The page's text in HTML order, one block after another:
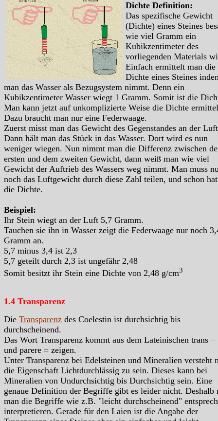
Dichte Definition:
Das spezifische Gewicht
(Dichte) eines Steines
wie viel Gramm ein
Kubikzentimeter des
vorliegenden Materials
Einfach ermittelt man die
Dichte eines Steines
man das Wasser als Bezugsystem nimmt. Denn ein
Kubikzentimeter Wasser wiegt 1 Gramm. Somit ist die
Man kann jetzt auf unkomplizierte Weise die Dichte
Dazu braucht man nur eine Federwaage.
Zuerst misst man das Gewicht des Gegenstandes an der
Dann hält man das Stück in das Wasser. Dort wird es nun
weniger wiegen. Nun nimmt man die Differenz zwischen
ersten und dem zweiten Gewicht, dann weiß man wie viel
Gewicht der Auftrieb des Wassers weg nimmt. Man muss
noch das Luftgewicht durch diese Zahl teilen, und schon
die Dichte.
Beispiel:
Ihr Stein wiegt an der Luft 5,7 Gramm.
Tauchen sie ihn in Wasser zeigt die Federwaage nur noch
Gramm an.
5,7 minus 3,4 ist 2,3
5,7 geteilt durch 2,3 ist ungefähr 2,48
Somit besitzt ihr Stein eine Dichte von 2,48 g/cm3
1.4 Transparenz
Die Transparenz des Coelestin ist durchsichtig bis
durchscheinend.
Das Wort Transparenz kommt aus dem Lateinischen trans =
und parere = zeigen.
Unter Transparenz bei Edelsteinen und Mineralien versteht
die Eigenschaft Lichtdurchlässig zu sein. Dieses kann bei
Mineralien von Undurchsichtig bis Durchsichtig sein. Eine
genaue Definition der Begriffe gibt es leider nicht. Deshalb
man die Begriffe wie z.B. "leicht durchscheinend"
interpretieren. Gerade für den Laien ist die Angabe der